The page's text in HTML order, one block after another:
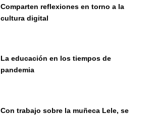
Comparten reflexiones en torno a la
cultura digital
La educación en los tiempos de
pandemia
Con trabajo sobre la muñeca Lele, se